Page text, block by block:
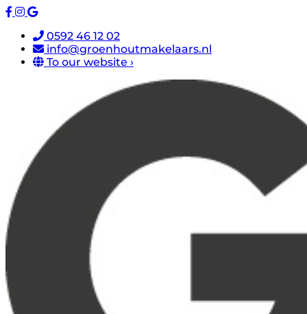
0592 46 12 02
info@groenhoutmakelaars.nl
To our website ›